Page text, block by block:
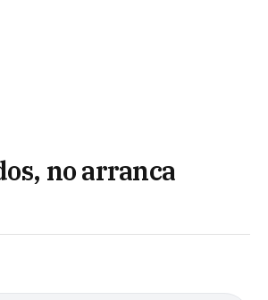
no arranca